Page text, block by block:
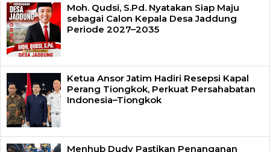
Moh. Qudsi, S.Pd. Nyatakan Siap Maju
sebagai Calon Kepala Desa Jaddung
Periode 2027–2035
Ketua Ansor Jatim Hadiri Resepsi Kapal
Perang Tiongkok, Perkuat Persahabatan
Indonesia–Tiongkok
Menhub Dudy Pastikan Penanganan